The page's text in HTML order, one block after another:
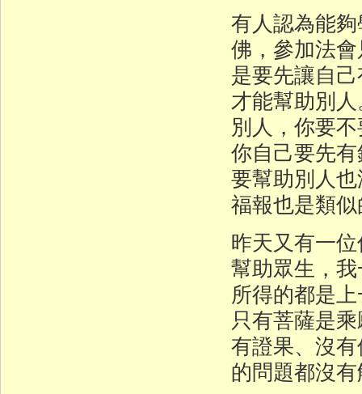
有人認為能
佛，參加法
是要先讓自
才能幫助別
別人，你要
你自己要先
要幫助別人
福報也是類
昨天又有一
幫助眾生，
所得的都是
只有菩薩是
有證果、沒
的問題都沒